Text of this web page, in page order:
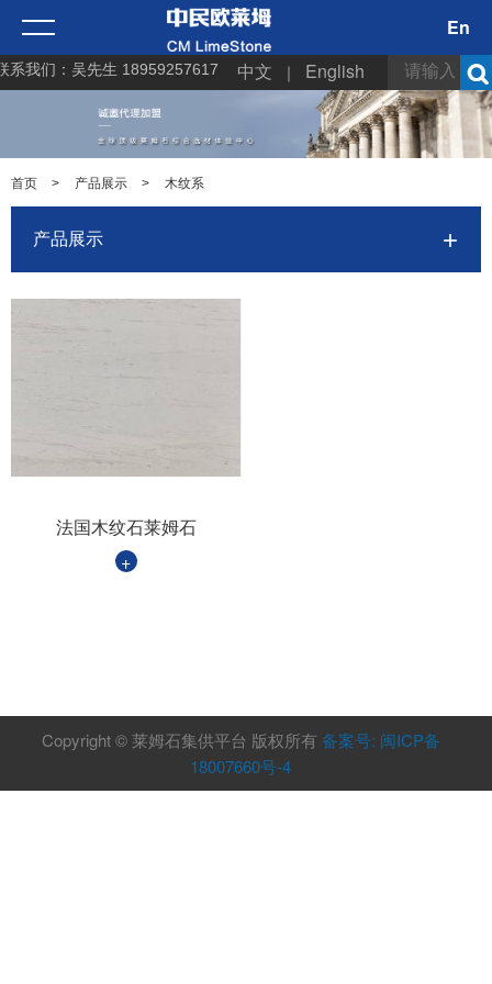
En
系我们：吴先生 18959257617 中文 ｜ English
首页 > 产品展示 > 木纹系
产品展示
法国木纹石莱姆石
+
Copyright © 莱姆石集供平台 版权所有 备案号: 闽ICP备
18007660号-4